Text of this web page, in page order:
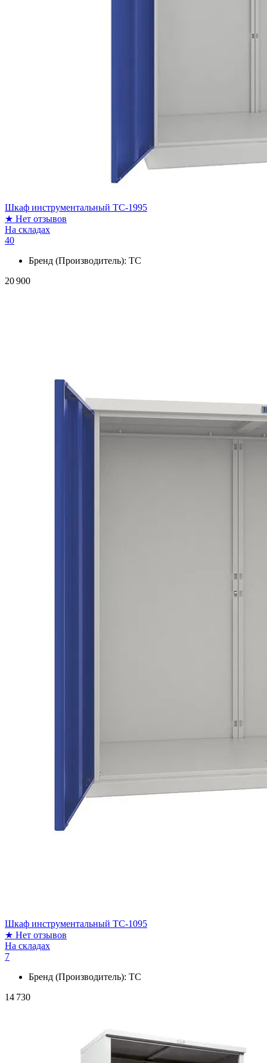
Шкаф инструментальный ТС-1995
★ Нет отзывов
На складах
40
Бренд (Производитель): ТС
20 900
Шкаф инструментальный ТС-1095
★ Нет отзывов
На складах
7
Бренд (Производитель): ТС
14 730